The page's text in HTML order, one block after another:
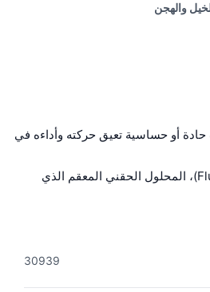
والهجن
أو حساسية تعيق حركته وأداءه في
يُستخدم فلوفيت 2018 (Fluvet)، المحلول الحقني المعقم الذي
والحساسية، مما يساعد خيلك على
30939